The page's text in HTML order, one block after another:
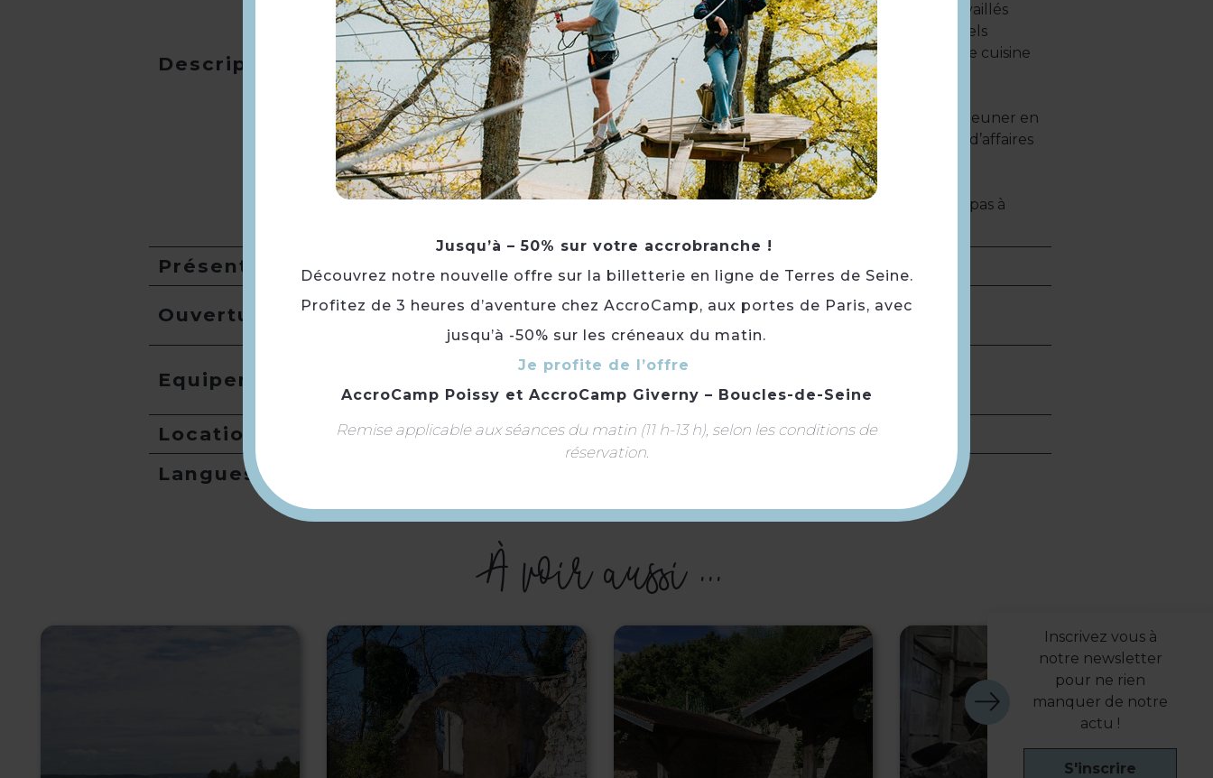
Description
La carte évolue au fil des saisons, mettant en avant des produits locaux travaillés
avec soin par une équipe expérimentée. On y retrouve des plats traditionnels
revisités, des spécialités régionales et des suggestions du moment, pour une cuisine
simple, savoureuse et équilibrée.
La grande terrasse est un atout majeur aux beaux jours, idéale pour un déjeuner en
plein air. Le lieu se prête aussi bien à un repas entre amis qu’à un déjeuner d’affaires
ou un événement privé. Des espaces peuvent être privatisés sur demande.
Pour plus d’informations sur les menus, horaires ou privatisations, n’hésitez pas à
Présentation
Ouverture Fermé temporairement.
Equipement
Location de salles
Langues
À voir aussi ...
Inscrivez vous à
notre newsletter
pour ne rien
manquer de notre
actu !
S'inscrire
Jusqu’à – 50% sur votre accrobranche !
Découvrez notre nouvelle offre sur la billetterie en ligne de Terres de Seine.
Profitez de 3 heures d’aventure chez AccroCamp, aux portes de Paris, avec
jusqu’à -50% sur les créneaux du matin.
Je profite de l’offre
AccroCamp Poissy et AccroCamp Giverny – Boucles-de-Seine
Remise applicable aux séances du matin (11 h-13 h), selon les conditions de
réservation.